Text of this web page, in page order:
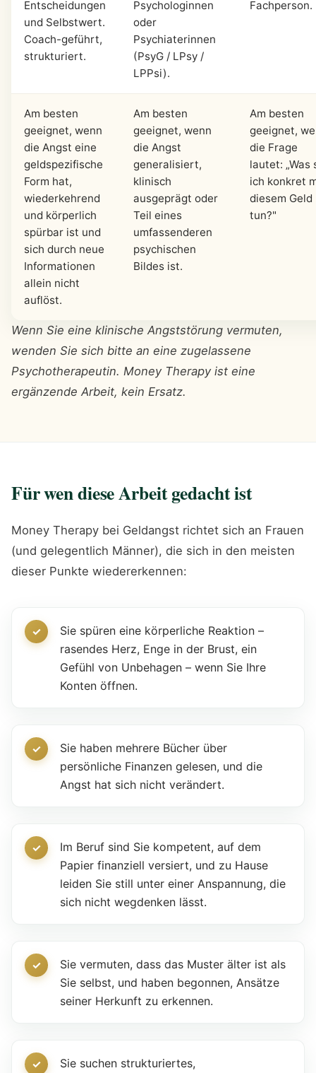
Entscheidungen
und Selbstwert.
Coach-geführt,
strukturiert.
Psychologinnen
oder
Psychiaterinnen
(PsyG / LPsy /
LPPsi).
Fachperson.
Am besten
geeignet, wenn
die Angst eine
geldspezifische
Form hat,
wiederkehrend
und körperlich
spürbar ist und
sich durch neue
Informationen
allein nicht
auflöst.
Am besten
geeignet, wenn
die Angst
generalisiert,
klinisch
ausgeprägt oder
Teil eines
umfassenderen
psychischen
Bildes ist.
Am besten
geeignet,
die Frage
lautet: „Was
ich konkret
diesem Geld
tun?"
Wenn Sie eine klinische Angststörung vermuten,
wenden Sie sich bitte an eine zugelassene
Psychotherapeutin. Money Therapy ist eine
ergänzende Arbeit, kein Ersatz.
Für wen diese Arbeit gedacht ist
Money Therapy bei Geldangst richtet sich an Frauen
(und gelegentlich Männer), die sich in den meisten
dieser Punkte wiedererkennen:
Sie spüren eine körperliche Reaktion –
rasendes Herz, Enge in der Brust, ein
Gefühl von Unbehagen – wenn Sie Ihre
Konten öffnen.
Sie haben mehrere Bücher über
persönliche Finanzen gelesen, und die
Angst hat sich nicht verändert.
Im Beruf sind Sie kompetent, auf dem
Papier finanziell versiert, und zu Hause
leiden Sie still unter einer Anspannung, die
sich nicht wegdenken lässt.
Sie vermuten, dass das Muster älter ist als
Sie selbst, und haben begonnen, Ansätze
seiner Herkunft zu erkennen.
Sie suchen strukturiertes,